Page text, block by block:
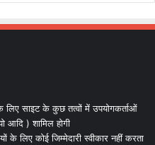
लिए साइट के कुछ तत्वों में उपयोगकर्ताओं
आदि ) शामिल होगी
लिए कोई जिम्मेदारी स्वीकार नहीं करता